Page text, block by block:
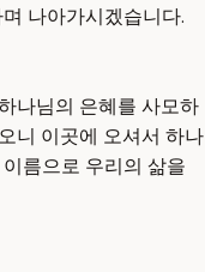
나아가시겠습니다.
나님의 은혜를 사모하
니 이곳에 오셔서 하나
름으로 우리의 삶을